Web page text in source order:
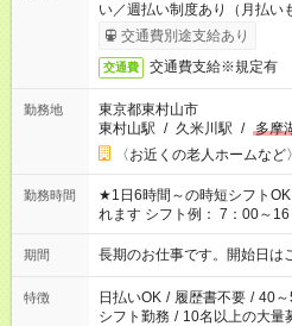
い／週払い制度あり（月払い
完了次第のお支払いとなりま
交通費別途支給あり
交通費 交通費支給※規定有
勤務地
東京都東村山市
東村山駅 / 久米川駅 / 多摩
〈お近くの老人ホームなど〉
勤務時間
★1日6時間～の時短シフトOK ★都合に合わせてシフトが決めら
れます シフト例： 7：00～
18：00 11：00～20：00 など ※Wワークの場合、他のお仕事
合わせ週40時間超の就業はご
派遣法（日雇い派遣の原則禁
業はご案内が難しい場合があ
期間 長期のお仕事です。開始日
特徴 日払いOK / 履歴書不要 / 40～
シフト勤務 / 10名以上の大量